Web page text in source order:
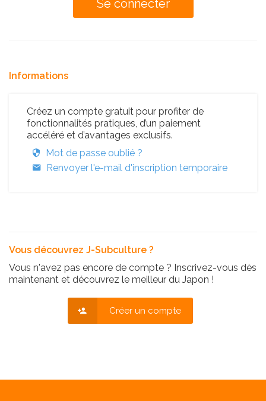
Informations
Créez un compte gratuit pour profiter de
fonctionnalités pratiques, d’un paiement
accéléré et d’avantages exclusifs.
Mot de passe oublié ?
Renvoyer l'e-mail d'inscription temporaire
Vous découvrez J-Subculture ?
Vous n'avez pas encore de compte ? Inscrivez-vous dès
maintenant et découvrez le meilleur du Japon !
Créer un compte